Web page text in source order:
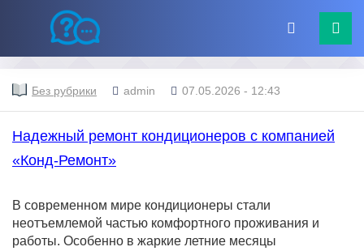
Без рубрики admin 07.05.2026 - 12:43
Надежный ремонт кондиционеров с компанией
«Конд-Ремонт»
В современном мире кондиционеры стали
неотъемлемой частью комфортного проживания и
работы. Особенно в жаркие летние месяцы